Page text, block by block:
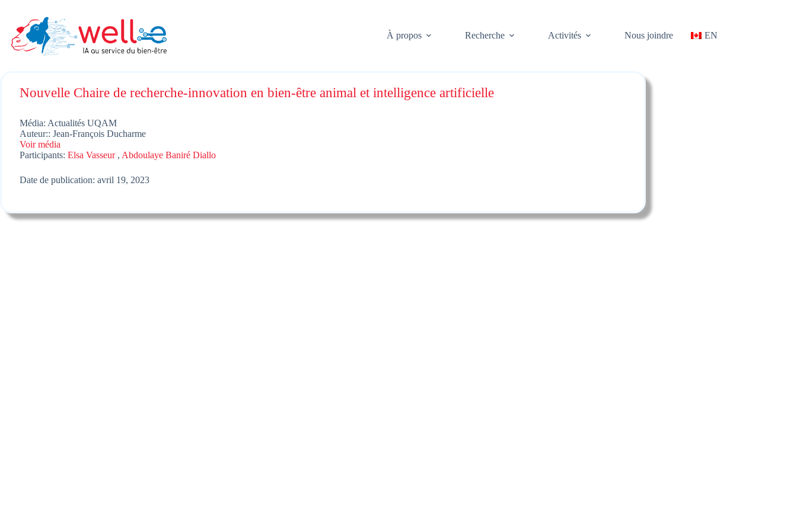
content
À propos
Recherche Activités Nous joindre EN
Nouvelle Chaire de recherche-innovation en bien-être animal et intelligence artificielle
Média: Actualités UQAM
Auteur:: Jean-François Ducharme
Voir média
Participants: Elsa Vasseur , Abdoulaye Baniré Diallo
Date de publication: avril 19, 2023